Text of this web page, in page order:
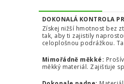
DOKONALÁ KONTROLA
Získej nižší hmotnost bez
tak, aby ti zajistily
celoplošnou podrážkou.
Mimořádně měkké:
měkký materiál. Zajišťuje